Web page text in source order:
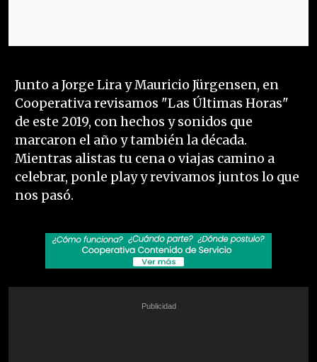
Junto a Jorge Lira y Mauricio Jürgensen, en
Cooperativa revisamos "Las Últimas Horas"
de este 2019, con hechos y sonidos que
marcaron el año y también la década.
Mientras alistas tu cena o viajas camino a
celebrar, ponle play y revivamos juntos lo que
nos pasó.